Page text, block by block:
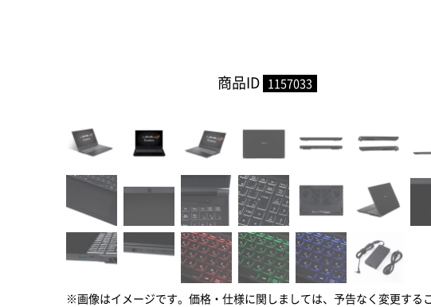
商品ID 1157033
※画像はイメージです。価格・仕様に関しましては、予告なく変更する